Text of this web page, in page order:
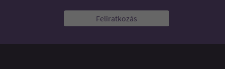
Feliratkozás